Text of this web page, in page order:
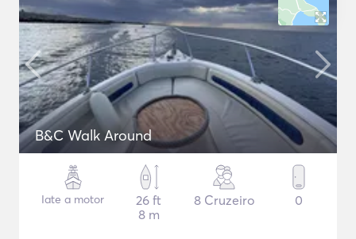
B&C Walk Around
Iate a motor
26 ft
8 m
8 Cruzeiro 0